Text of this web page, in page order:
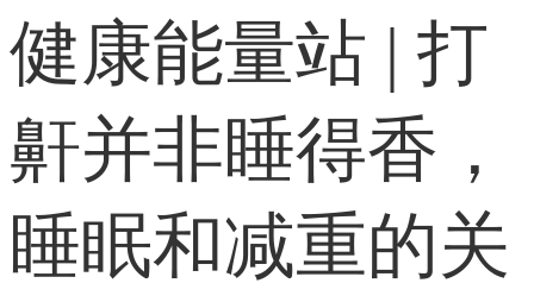
健康能量站 | 打
鼾并非睡得香，
睡眠和减重的关